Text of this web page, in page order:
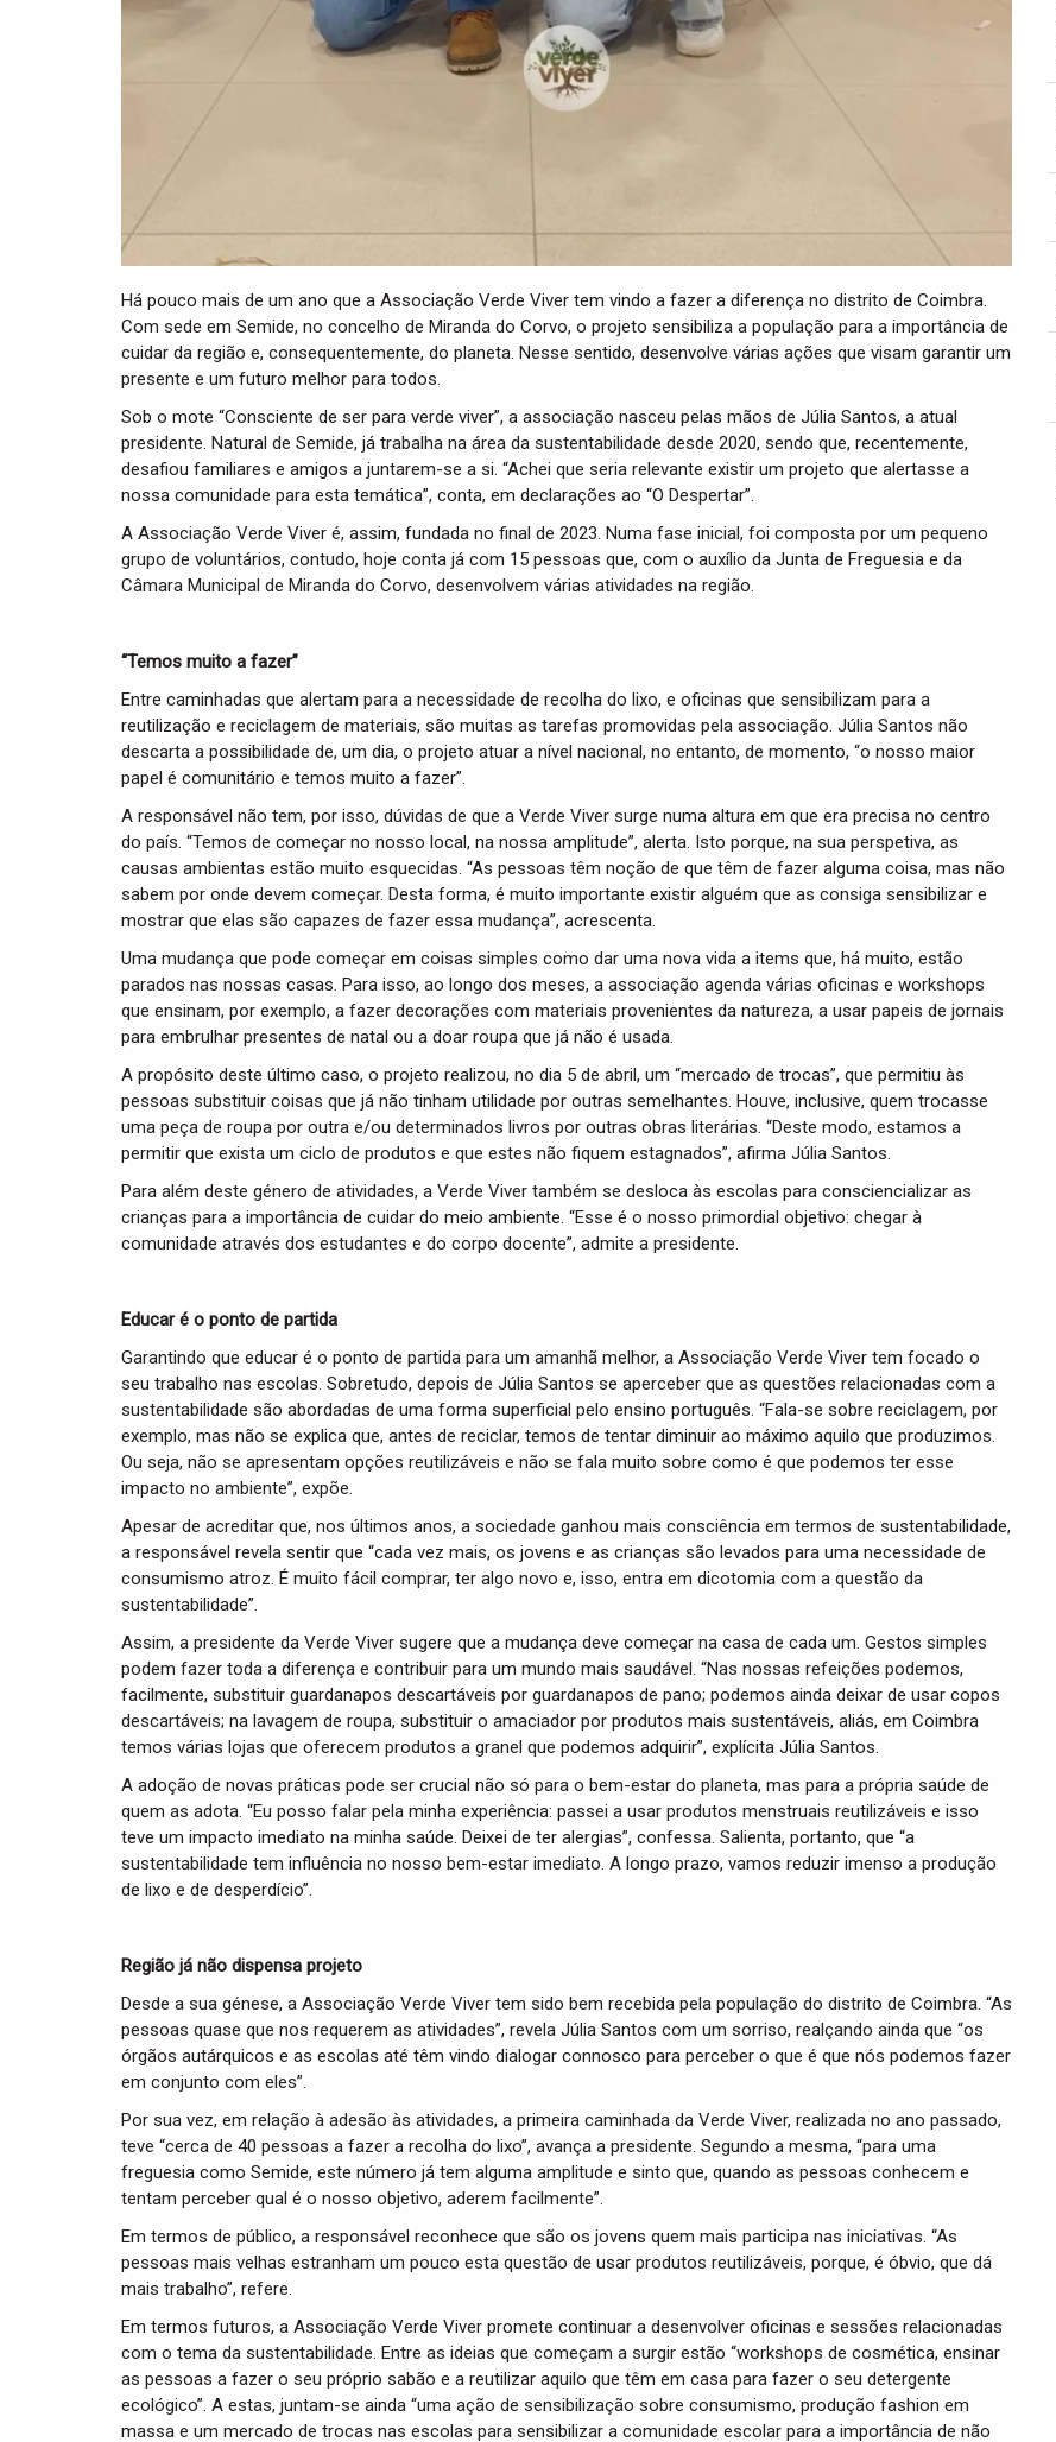
Há pouco mais de um ano que a Associação Verde Viver tem vindo a fazer a diferença no distrito de Coimbra.
Com sede em Semide, no concelho de Miranda do Corvo, o projeto sensibiliza a população para a importância de
cuidar da região e, consequentemente, do planeta. Nesse sentido, desenvolve várias ações que visam garantir um
presente e um futuro melhor para todos.
Sob o mote “Consciente de ser para verde viver”, a associação nasceu pelas mãos de Júlia Santos, a atual
presidente. Natural de Semide, já trabalha na área da sustentabilidade desde 2020, sendo que, recentemente,
desafiou familiares e amigos a juntarem-se a si. “Achei que seria relevante existir um projeto que alertasse a
nossa comunidade para esta temática”, conta, em declarações ao “O Despertar”.
A Associação Verde Viver é, assim, fundada no final de 2023. Numa fase inicial, foi composta por um pequeno
grupo de voluntários, contudo, hoje conta já com 15 pessoas que, com o auxílio da Junta de Freguesia e da
Câmara Municipal de Miranda do Corvo, desenvolvem várias atividades na região.
“Temos muito a fazer”
Entre caminhadas que alertam para a necessidade de recolha do lixo, e oficinas que sensibilizam para a
reutilização e reciclagem de materiais, são muitas as tarefas promovidas pela associação. Júlia Santos não
descarta a possibilidade de, um dia, o projeto atuar a nível nacional, no entanto, de momento, “o nosso maior
papel é comunitário e temos muito a fazer”.
A responsável não tem, por isso, dúvidas de que a Verde Viver surge numa altura em que era precisa no centro
do país. “Temos de começar no nosso local, na nossa amplitude”, alerta. Isto porque, na sua perspetiva, as
causas ambientas estão muito esquecidas. “As pessoas têm noção de que têm de fazer alguma coisa, mas não
sabem por onde devem começar. Desta forma, é muito importante existir alguém que as consiga sensibilizar e
mostrar que elas são capazes de fazer essa mudança”, acrescenta.
Uma mudança que pode começar em coisas simples como dar uma nova vida a items que, há muito, estão
parados nas nossas casas. Para isso, ao longo dos meses, a associação agenda várias oficinas e workshops
que ensinam, por exemplo, a fazer decorações com materiais provenientes da natureza, a usar papeis de jornais
para embrulhar presentes de natal ou a doar roupa que já não é usada.
A propósito deste último caso, o projeto realizou, no dia 5 de abril, um “mercado de trocas”, que permitiu às
pessoas substituir coisas que já não tinham utilidade por outras semelhantes. Houve, inclusive, quem trocasse
uma peça de roupa por outra e/ou determinados livros por outras obras literárias. “Deste modo, estamos a
permitir que exista um ciclo de produtos e que estes não fiquem estagnados”, afirma Júlia Santos.
Para além deste género de atividades, a Verde Viver também se desloca às escolas para consciencializar as
crianças para a importância de cuidar do meio ambiente. “Esse é o nosso primordial objetivo: chegar à
comunidade através dos estudantes e do corpo docente”, admite a presidente.
Educar é o ponto de partida
Garantindo que educar é o ponto de partida para um amanhã melhor, a Associação Verde Viver tem focado o
seu trabalho nas escolas. Sobretudo, depois de Júlia Santos se aperceber que as questões relacionadas com a
sustentabilidade são abordadas de uma forma superficial pelo ensino português. “Fala-se sobre reciclagem, por
exemplo, mas não se explica que, antes de reciclar, temos de tentar diminuir ao máximo aquilo que produzimos.
Ou seja, não se apresentam opções reutilizáveis e não se fala muito sobre como é que podemos ter esse
impacto no ambiente”, expõe.
Apesar de acreditar que, nos últimos anos, a sociedade ganhou mais consciência em termos de sustentabilidade,
a responsável revela sentir que “cada vez mais, os jovens e as crianças são levados para uma necessidade de
consumismo atroz. É muito fácil comprar, ter algo novo e, isso, entra em dicotomia com a questão da
sustentabilidade”.
Assim, a presidente da Verde Viver sugere que a mudança deve começar na casa de cada um. Gestos simples
podem fazer toda a diferença e contribuir para um mundo mais saudável. “Nas nossas refeições podemos,
facilmente, substituir guardanapos descartáveis por guardanapos de pano; podemos ainda deixar de usar copos
descartáveis; na lavagem de roupa, substituir o amaciador por produtos mais sustentáveis, aliás, em Coimbra
temos várias lojas que oferecem produtos a granel que podemos adquirir”, explícita Júlia Santos.
A adoção de novas práticas pode ser crucial não só para o bem-estar do planeta, mas para a própria saúde de
quem as adota. “Eu posso falar pela minha experiência: passei a usar produtos menstruais reutilizáveis e isso
teve um impacto imediato na minha saúde. Deixei de ter alergias”, confessa. Salienta, portanto, que “a
sustentabilidade tem influência no nosso bem-estar imediato. A longo prazo, vamos reduzir imenso a produção
de lixo e de desperdício”.
Região já não dispensa projeto
Desde a sua génese, a Associação Verde Viver tem sido bem recebida pela população do distrito de Coimbra. “As
pessoas quase que nos requerem as atividades”, revela Júlia Santos com um sorriso, realçando ainda que “os
órgãos autárquicos e as escolas até têm vindo dialogar connosco para perceber o que é que nós podemos fazer
em conjunto com eles”.
Por sua vez, em relação à adesão às atividades, a primeira caminhada da Verde Viver, realizada no ano passado,
teve “cerca de 40 pessoas a fazer a recolha do lixo”, avança a presidente. Segundo a mesma, “para uma
freguesia como Semide, este número já tem alguma amplitude e sinto que, quando as pessoas conhecem e
tentam perceber qual é o nosso objetivo, aderem facilmente”.
Em termos de público, a responsável reconhece que são os jovens quem mais participa nas iniciativas. “As
pessoas mais velhas estranham um pouco esta questão de usar produtos reutilizáveis, porque, é óbvio, que dá
mais trabalho”, refere.
Em termos futuros, a Associação Verde Viver promete continuar a desenvolver oficinas e sessões relacionadas
com o tema da sustentabilidade. Entre as ideias que começam a surgir estão “workshops de cosmética, ensinar
as pessoas a fazer o seu próprio sabão e a reutilizar aquilo que têm em casa para fazer o seu detergente
ecológico”. A estas, juntam-se ainda “uma ação de sensibilização sobre consumismo, produção fashion em
massa e um mercado de trocas nas escolas para sensibilizar a comunidade escolar para a importância de não